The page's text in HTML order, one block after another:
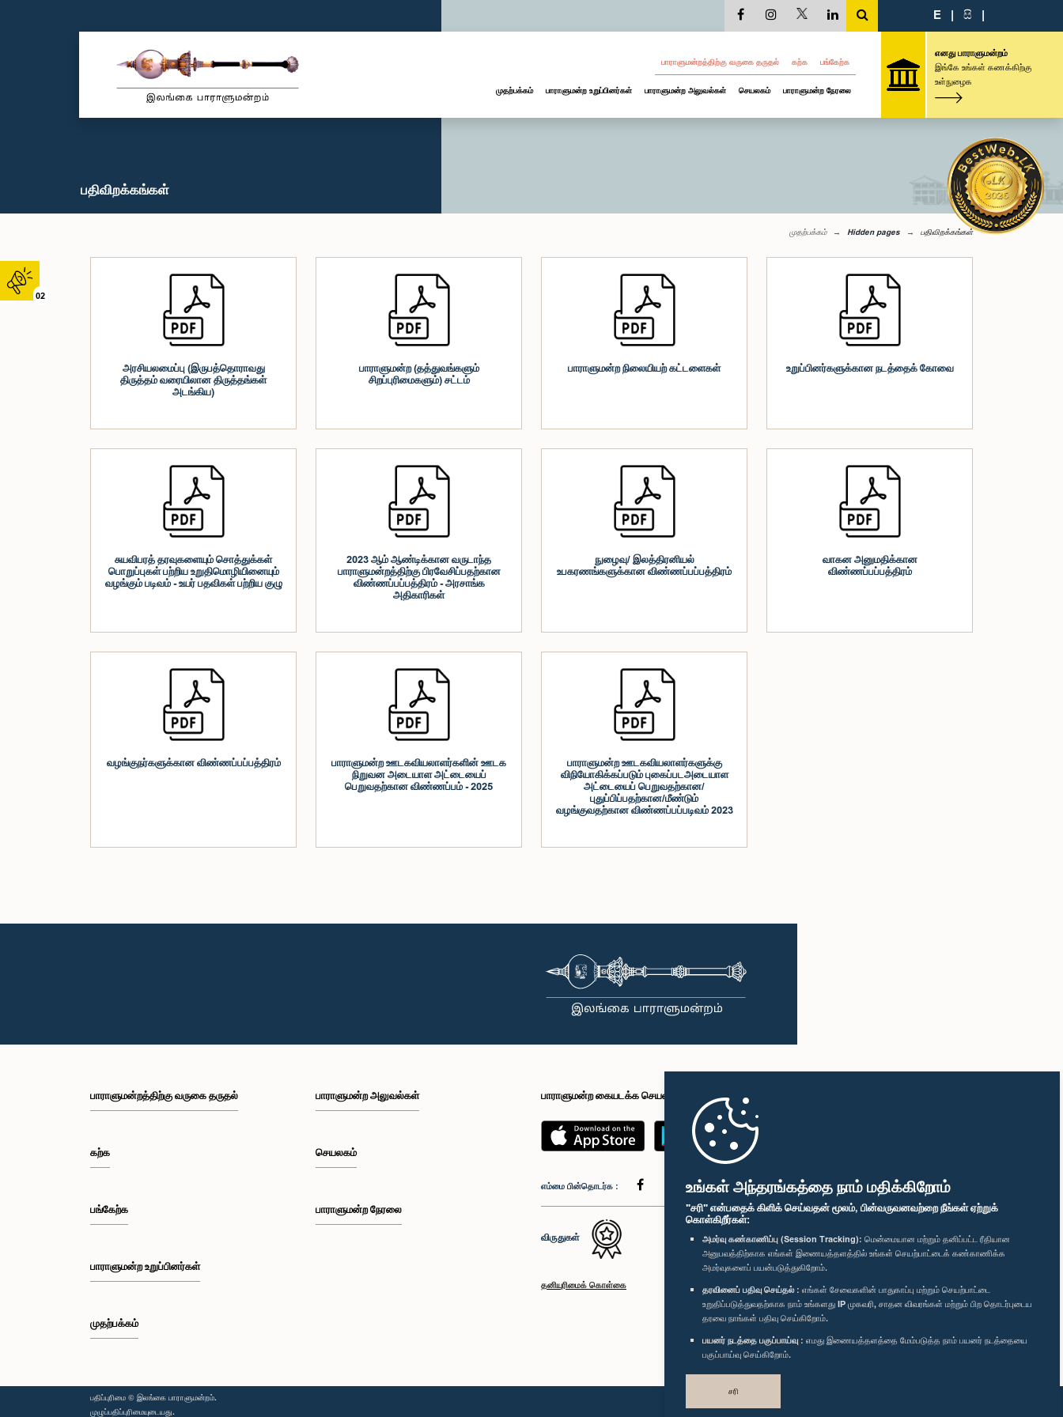
உங்கள் அந்தரங்கத்தை நாம் மதிக்கிறோம்
"சரி" என்பதைக் கிளிக் செய்வதன் மூலம், பின்வருவனவற்றை நீங்கள் ஏற்றுக்
கொள்கிறீர்கள்:
அமர்வு கண்காணிப்பு (Session Tracking): மென்மையான மற்றும் தனிப்பட்ட ரீதியான
அனுபவத்திற்காக எங்கள் இணையத்தளத்தில் உங்கள் செயற்பாட்டைக் கண்காணிக்க
அமர்வுகளைப் பயன்படுத்துகிறோம்.
தரவினைப் பதிவு செய்தல் : எங்கள் சேவைகளின் பாதுகாப்பு மற்றும் செயற்பாட்டை
உறுதிப்படுத்துவதற்காக நாம் உங்களது IP முகவரி, சாதன விவரங்கள் மற்றும் பிற தொடர்புடைய
தரவை நாங்கள் பதிவு செய்கிறோம்.
பயனர் நடத்தை பகுப்பாய்வு : எமது இணையத்தளத்தை மேம்படுத்த நாம் பயனர் நடத்தையை
பகுப்பாய்வு செய்கிறோம்.
சரி
02
E | සි |
பாராளுமன்றத்திற்கு வருகை தருதல் கற்க பங்கேற்க
முதற்பக்கம் பாராளுமன்ற உறுப்பினர்கள் பாராளுமன்ற அலுவல்கள் செயலகம் பாராளுமன்ற நேரலை
எனது பாராளுமன்றம்
இங்கே உங்கள் கணக்கிற்கு
உள்நுழைக
பதிவிறக்கங்கள்
முதற்பக்கம் Hidden pages பதிவிறக்கங்கள்
அரசியலமைப்பு (இருபத்தொராவது
திருத்தம் வரையிலான திருத்தங்கள்
அடங்கிய)
பாராளுமன்ற (தத்துவங்களும்
சிறப்புரிமைகளும்) சட்டம்
பாராளுமன்ற நிலையியற் கட்டளைகள் உறுப்பினர்களுக்கான நடத்தைக் கோவை
சுயவிபரத் தரவுகளையும் சொத்துக்கள்
பொறுப்புகள் பற்றிய உறுதிமொழியினையும்
வழங்கும் படிவம் - உயர் பதவிகள் பற்றிய குழு
2023 ஆம் ஆண்டிக்கான வருடாந்த
பாராளுமன்றத்திற்கு பிரவேசிப்பதற்கான
விண்ணப்பப்பத்திரம் - அரசாங்க
அதிகாரிகள்
நுழைவு/ இலத்திரனியல்
உபகரணங்களுக்கான விண்ணப்பப்பத்திரம்
வாகன அனுமதிக்கான
விண்ணப்பப்பத்திரம்
வழங்குநர்களுக்கான விண்ணப்பப்பத்திரம்
பாராளுமன்ற ஊடகவியலாளர்களின் ஊடக
நிறுவன அடையாள அட்டையைப்
பெறுவதற்கான விண்ணப்பம் - 2025
பாராளுமன்ற ஊடகவியலாளர்களுக்கு
விநியோகிக்கப்படும் புகைப்படஅடையாள
அட்டையைப் பெறுவதற்கான/
புதுப்பிப்பதற்கான/மீண்டும்
வழங்குவதற்கான விண்ணப்பப்படிவம் 2023
பாராளுமன்றத்திற்கு வருகை தருதல்
கற்க
பங்கேற்க
பாராளுமன்ற உறுப்பினர்கள்
முதற்பக்கம்
பாராளுமன்ற அலுவல்கள்
செயலகம்
பாராளுமன்ற நேரலை
பாராளுமன்ற கையடக்க செயலி
எம்மை பின்தொடர்க :
விருதுகள்
தனியுரிமைக் கொள்கை
பதிப்புரிமை © இலங்கை பாராளுமன்றம்.
முழுப்பதிப்புரிமையுடையது.